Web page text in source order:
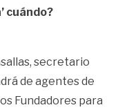
cuándo?
secretario
de agentes de
Fundadores para